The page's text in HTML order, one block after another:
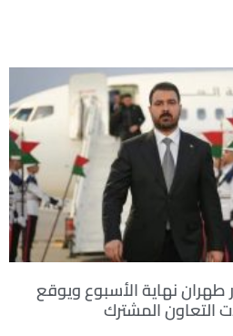
طهران نهاية الأسبوع ويوقع
التعاون المشترك